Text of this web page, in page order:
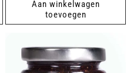
Aan winkelwagen
toevoegen